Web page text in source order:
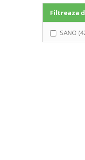
Filtreaza
SANO